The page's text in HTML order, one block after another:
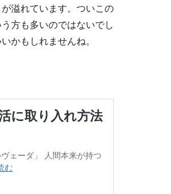
溢れています。ついこの
方も多いのではないでし
かもしれませんね。